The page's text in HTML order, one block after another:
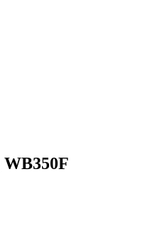
WB350F